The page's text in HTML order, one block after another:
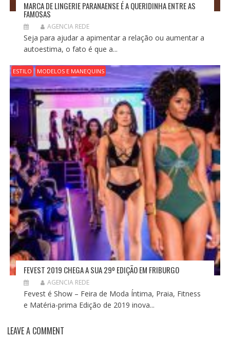
MARCA DE LINGERIE PARANAENSE É A QUERIDINHA ENTRE AS
FAMOSAS
AGENCIA REDE
Seja para ajudar a apimentar a relação ou aumentar a
autoestima, o fato é que a...
ESTILO MODELOS E MANEQUINS
FEVEST 2019 CHEGA A SUA 29º EDIÇÃO EM FRIBURGO
AGENCIA REDE
Fevest é Show – Feira de Moda Íntima, Praia, Fitness
e Matéria-prima Edição de 2019 inova...
LEAVE A COMMENT